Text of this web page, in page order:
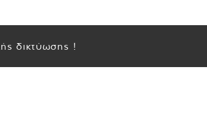
δικτύωσης !